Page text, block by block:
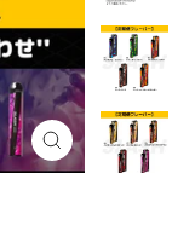
閉
じ